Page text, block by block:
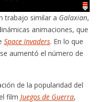
trabajo similar a Galaxian,
animaciones, que
Space Invaders. En lo que
aumentó el número de
de la popularidad del
filmJuegos de Guerra,